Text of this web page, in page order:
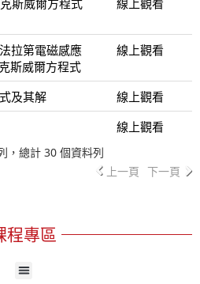
拉第電磁感應
斯威爾方程式
線上觀看
及其解
線上觀看
線上觀看
，總計 30 個資料列
上一頁 下一頁
程專區